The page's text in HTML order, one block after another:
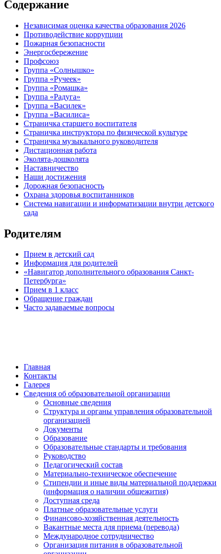
Содержание
Независимая оценка качества образования 2026
Противодействие коррупции
Пожарная безопасности
Энергосбережение
Профсоюз
Группа «Солнышко»
Группа «Ручеек»
Группа «Ромашка»
Группа «Радуга»
Группа «Василек»
Группа «Василиса»
Страничка старшего воспитателя
Страничка инструктора по физической культуре
Страничка музыкального руководителя
Дистационная работа
Эколята-дошколята
Наставничество
Наши достижения
Дорожная безопасность
Охрана здоровья воспитанников
Система навигации и информатизации внутри детского
сада
Родителям
Прием в детский сад
Информация для родителей
«Навигатор дополнительного образования Санкт-
Петербурга»
Прием в 1 класс
Обращение граждан
Часто задаваемые вопросы
Главная
Контакты
Галерея
Сведения об образовательной организации
Основные сведения
Структура и органы управления образовательной
организацией
Документы
Образование
Образовательные стандарты и требования
Руководство
Педагогический состав
Материально-техническое обеспечение
Стипендии и иные виды материальной поддержки
(информация о наличии общежития)
Доступная среда
Платные образовательные услуги
Финансово-хозяйственная деятельность
Вакантные места для приема (перевода)
Международное сотрудничество
Организация питания в образовательной